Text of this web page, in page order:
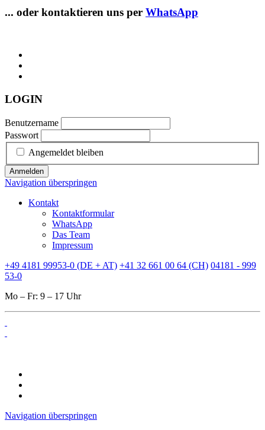
... oder kontaktieren uns per WhatsApp
LOGIN
Benutzername
Passwort
Angemeldet bleiben
Anmelden
Navigation überspringen
Kontakt
Kontaktformular
WhatsApp
Das Team
Impressum
+49 4181 99953-0 (DE + AT) +41 32 661 00 64 (CH) 04181 - 999
53-0
Mo – Fr: 9 – 17 Uhr
Navigation überspringen